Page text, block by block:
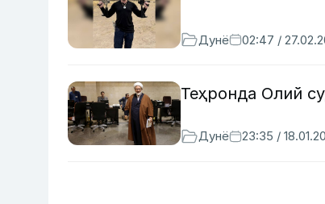
Дунё 02:47 /
Теҳронда Олий
Дунё 23:35 /